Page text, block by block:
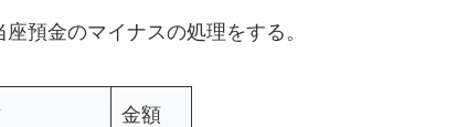
預金のマイナスの処理をする。
金額